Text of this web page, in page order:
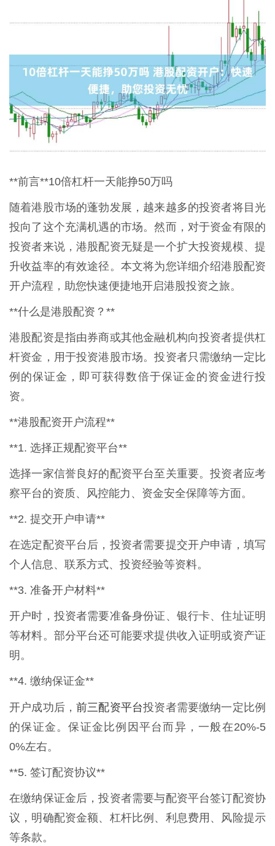
**前言**10倍杠杆一天能挣50万吗
随着港股市场的蓬勃发展，越来越多的投资者将目光
投向了这个充满机遇的市场。然而，对于资金有限的
投资者来说，港股配资无疑是一个扩大投资规模、提
升收益率的有效途径。本文将为您详细介绍港股配资
开户流程，助您快速便捷地开启港股投资之旅。
**什么是港股配资？**
港股配资是指由券商或其他金融机构向投资者提供杠
杆资金，用于投资港股市场。投资者只需缴纳一定比
例的保证金，即可获得数倍于保证金的资金进行投
资。
**港股配资开户流程**
**1. 选择正规配资平台**
选择一家信誉良好的配资平台至关重要。投资者应考
察平台的资质、风控能力、资金安全保障等方面。
**2. 提交开户申请**
在选定配资平台后，投资者需要提交开户申请，填写
个人信息、联系方式、投资经验等资料。
**3. 准备开户材料**
开户时，投资者需要准备身份证、银行卡、住址证明
等材料。部分平台还可能要求提供收入证明或资产证
明。
**4. 缴纳保证金**
开户成功后，前三配资平台投资者需要缴纳一定比例
的保证金。保证金比例因平台而异，一般在20%-5
0%左右。
**5. 签订配资协议**
在缴纳保证金后，投资者需要与配资平台签订配资协
议，明确配资金额、杠杆比例、利息费用、风险提示
等条款。